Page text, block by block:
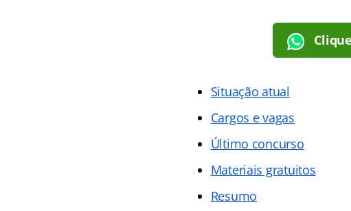
Situação atual
Cargos e vagas
Último concurso
Materiais gratuitos
Resumo